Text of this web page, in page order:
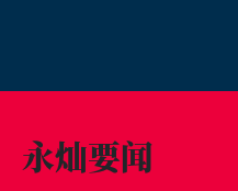
永灿要闻